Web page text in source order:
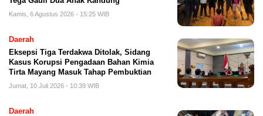
Kamis, 6 Agustus 2026 - 15:25 WIB
Daerah
Eksepsi Tiga Terdakwa Ditolak, Sidang
Kasus Korupsi Pengadaan Bahan Kimia
Tirta Mayang Masuk Tahap Pembuktian
Jumat, 10 Juli 2026 - 10:39 WIB
Daerah